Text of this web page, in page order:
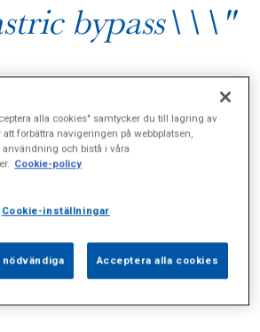
bypass\\\"
Press (2) Sophianytt (1)
alla cookies" samtycker du till lagring av
förbättra navigeringen på webbplatsen,
och bistå i våra
Cookie-policy
Cookie-inställningar
Acceptera alla cookies